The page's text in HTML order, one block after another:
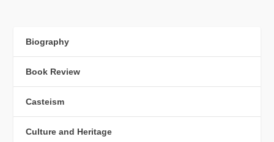
Biography
Book Review
Casteism
Culture and Heritage